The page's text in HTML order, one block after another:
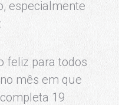
especialmente
feliz para todos
mês em que
19